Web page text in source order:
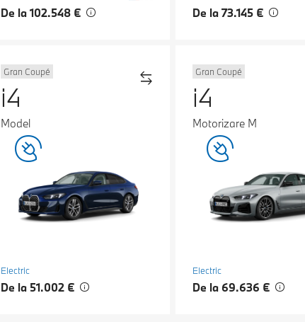
De la 102.548 € De la 73.145 €
Gran Coupé
i4
Model
Electric
De la 51.002 €
Gran Coupé
i4
Motorizare M
Electric
De la 69.636 €